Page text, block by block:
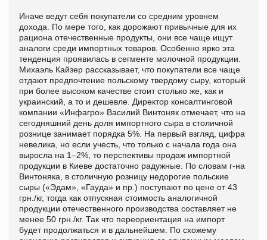
Иначе ведут себя покупатели со средним уровнем
дохода. По мере того, как дорожают привычные для их
рациона отечественные продукты, они все чаще ищут
аналоги среди импортных товаров. Особенно ярко эта
тенденция проявилась в сегменте молочной продукции.
Михаэль Кайзер рассказывает, что покупатели все чаще
отдают предпочтение польскому твердому сыру, который
при более высоком качестве стоит столько же, как и
украинский, а то и дешевле. Директор консалтинговой
компании «Инфагро» Василий Винтоняк отмечает, что на
сегодняшний день доля импортного сыра в столичной
рознице занимает порядка 5%. На первый взгляд, цифра
невелика, но если учесть, что только с начала года она
выросла на 1–2%, то перспективы продаж импортной
продукции в Киеве достаточно радужные. По словам г-на
Винтоняка, в столичную розницу недорогие польские
сыры («Эдам», «Гауда» и пр.) поступают по цене от 43
грн./кг, тогда как отпускная стоимость аналогичной
продукции отечественного производства составляет не
менее 50 грн./кг. Так что переориентация на импорт
будет продолжаться и в дальнейшем. По схожему